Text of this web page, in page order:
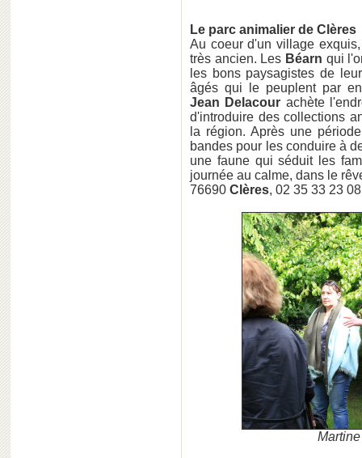
Le parc animalier de Clères
Au coeur d'un village
très ancien. Les Béarn qui
les bons paysagistes de
âgés qui le peuplent par
Jean Delacour achète
d'introduire des collections
la région. Après une
bandes pour les conduire à
une faune qui séduit les
journée au calme, dans le
76690 Clères, 02 35 33 23